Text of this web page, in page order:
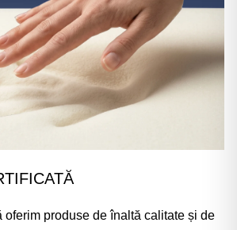
oferim produse de înaltă calitate și de